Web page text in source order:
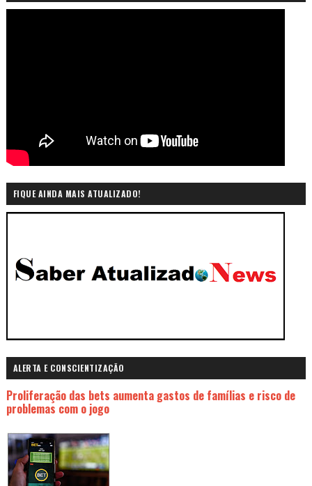
FIQUE AINDA MAIS ATUALIZADO!
ALERTA E CONSCIENTIZAÇÃO
Proliferação das bets aumenta gastos de famílias e risco de
problemas com o jogo